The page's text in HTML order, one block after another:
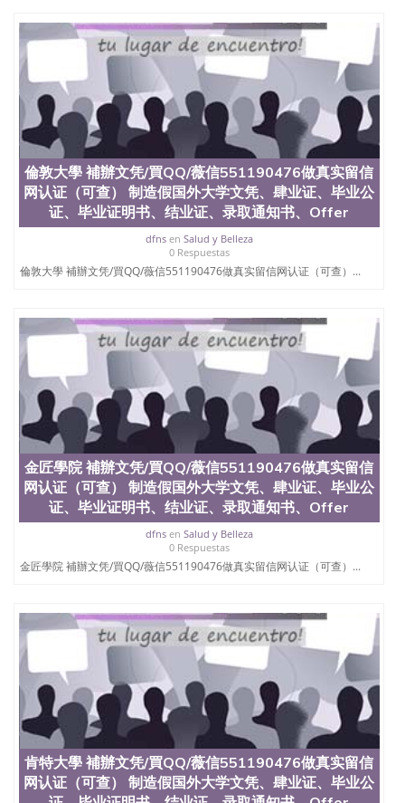
551190476哪里可以办理加拿大毕业证551190476申
请学校办理假的毕业证成绩单可以吗551190476哪里
可以办理水印成绩单551190476哪里可以修改成绩单
GPA分数551190476假毕业证能查出来吗551190476
假文凭网上能查到吗551190476 如何拿到国外毕业证
QQ微信551190476办假大学毕业证QQ微信551190476
国外毕业证去哪认证QQ微信551190476找毕业证封皮
QQ微信551190476国外毕业证外壳定制QQ微信
551190476快速代办国外毕业证QQ微信551190476快
速拿到国外文凭QQ微信551190476国外留学文凭认证
QQ微信551190476国外文凭回国认证QQ微信
551190476泰国文凭办理QQ微信551190476法国留学
回国证明QQ微信551190476 国外烫金照片QQ微信
551190476外国文凭在中国有用吗QQ微信551190476
德国留学回国证明QQ微信551190476爱尔兰留学回国
证明QQ微信551190476国外硕士文凭办理QQ微信
理QQ微信551190476国外大学文凭真制作QQ微信
551190476办国外文凭可找工作QQ微信551190476国
外大学有毕业证QQ微信551190476办理国外毕业证价
格QQ微信551190476国外编号查询QQ微信551190476
办理国外文凭要交定金吗QQ微信551190476办国外可
查文凭QQ微信551190476网上购买真文凭可信吗QQ
微信551190476学士学位证书查询机构QQ微信
551190476 国外资格证书办理QQ微信551190476如何
办理学历认证QQ微信551190476海外文凭认证办理
QQ微信551190476 圣何塞州立大学（San Jose State
University, 又译为“圣荷西州立大学”）成立于1857
年，简称SJSU，是加州历史悠久的大学之一，也是美
西地区的公立大学之一。位于圣何塞市San Jose中
心，占地154公顷。它是一所位于加利福尼亚州的著
名综合性公立大学，它以极高的就业率，全美名列前
合性大学，每年有来自世界各地的成百上千的海外学
生前往求学。 至今，这是一所在世界上享有学术地
位、声誉、实习机会和影响力的高等教育机构，并获
誉为美国本科教育质量的核心代表。其计算机系与会
计系更是在当今美国大学教学排名中表现优异。其毕
业生大多可以在其所处地域的世界硅谷中心得到工作
机会。许多硅谷公司甚至在学生大三和大四的学期提
供许多相应科系的实习机会。无论是加州大学系统
(UC)，还是加州州立大学系统(CSU), 圣何塞州立大学
都占据着加州所有大学中的地理位置。 圣何塞州立大
学座落于硅谷(Silicon Valley), 于附近的旧金山-圣何塞
倫敦大學 補辦文凭/買QQ/薇信551190476做真实留信
网认证（可查） 制造假国外大学文凭、肆业证、毕业公
证、毕业证明书、结业证、录取通知书、Offer
dfnsen Salud y Belleza
0 Respuestas
倫敦大學 補辦文凭/買QQ/薇信551190476做真实留信网认证（可查）...
金匠學院 補辦文凭/買QQ/薇信551190476做真实留信
网认证（可查） 制造假国外大学文凭、肆业证、毕业公
证、毕业证明书、结业证、录取通知书、Offer
dfnsen Salud y Belleza
0 Respuestas
金匠學院 補辦文凭/買QQ/薇信551190476做真实留信网认证（可查）...
肯特大學 補辦文凭/買QQ/薇信551190476做真实留信
网认证（可查） 制造假国外大学文凭、肆业证、毕业公